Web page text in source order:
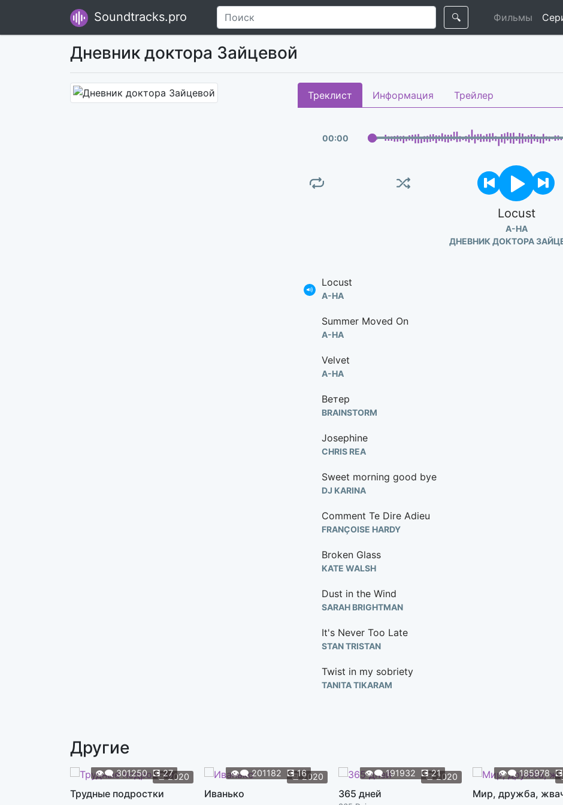
Soundtracks.pro 🔍 Фильмы
Дневник доктора Зайцевой
Треклист Информация Трейлер
00:00
Locust
A-HA
ДНЕВНИК ДОКТОРА
Locust
A-HA
Summer Moved On
A-HA
Velvet
A-HA
Ветер
BRAINSTORM
Josephine
CHRIS REA
Sweet morning good bye
DJ KARINA
Comment Te Dire Adieu
FRANÇOISE HARDY
Broken Glass
KATE WALSH
Dust in the Wind
SARAH BRIGHTMAN
It's Never Too Late
STAN TRISTAN
Twist in my sobriety
TANITA TIKARAM
Я постелю тебе под ноги небо
ИВАНОВ АЛЕКСАНДР
Другие
📆2020
👁️‍🗨️301250 💽27
Трудные подростки
📆2020
👁️‍🗨️201182 💽16
Иванько
📆2020
👁️‍🗨️191932 💽21
365 дней
👁️‍🗨️185978 💽
Мир, дружба,